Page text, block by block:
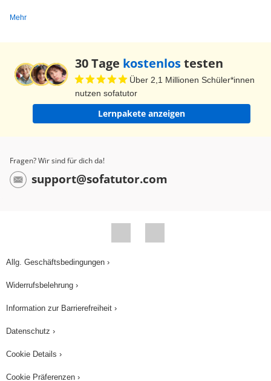
Mehr
30 Tage kostenlostesten
Über 2,1 Millionen Schüler*innen
nutzen sofatutor
Lernpakete anzeigen
Fragen? Wir sind für dich da!
support@sofatutor.com
Allg. Geschäftsbedingungen ›
Widerrufsbelehrung ›
Information zur Barrierefreiheit ›
Datenschutz ›
Cookie Details ›
Cookie Präferenzen ›